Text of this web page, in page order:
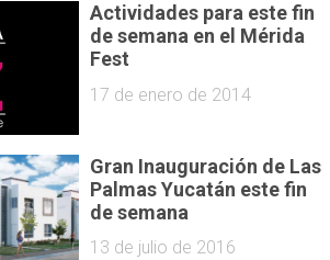
Actividades para este fin
de semana en el Mérida
Fest
17 de enero de 2014
Gran Inauguración de Las
Palmas Yucatán este fin
de semana
13 de julio de 2016